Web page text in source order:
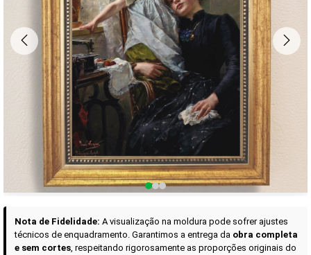
Trazemos a imponência dasmaiores obras de arte do mundo para o
alto padrão da sua casa. Nosso acervo reúne a genialidade de grandes
pintores renomados, resgatando artes reaise o requinte inconfundível
das obras doséculo XIX. Produção artesanal em Canvas 100% Algodão
molduras em Madeira Maciçae impressão com Pigmentação Mineral
QUALIDADE DE MUSEU GARANTIA ETERNA
Curadoria das Campanhas
A seleção de obras-primas apresentadas em nossos vídeos nas redes
sociais, reunidas aqui para sua apreciação.
Nota de Fidelidade: A visualização na moldura pode sofrer ajustes
técnicos de enquadramento. Garantimos a entrega da obra completa
e sem cortes, respeitando rigorosamente as proporções originais do